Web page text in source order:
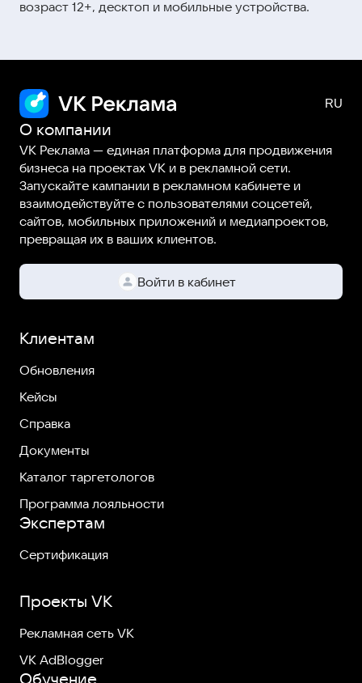
Статьи и гайды →
возраст 12+, десктоп и мобильные устройства.
О компании
VK Реклама — единая платформа для продвижения
бизнеса на проектах VK и в рекламной сети.
Запускайте кампании в рекламном кабинете и
взаимодействуйте с пользователями соцсетей,
сайтов, мобильных приложений и медиапроектов,
превращая их в ваших клиентов.
Войти в кабинет
Клиентам
Обновления
Кейсы
Справка
Документы
Каталог таргетологов
Программа лояльности
Экспертам
Сертификация
Проекты VK
Рекламная сеть VK
VK AdBlogger
Обучение